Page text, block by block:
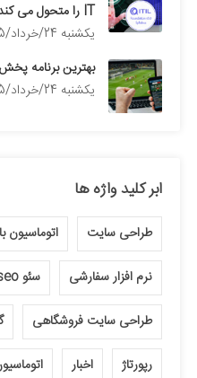
IT را متحول می کند؟
يكشنبه 24/خرداد/1405
بهترین برنامه پخش
يكشنبه 24/خرداد/1405
ابر کلید واژه ها
طراحی سایت اتوماسیون
نرم افزار سفارشی سئو seo
طراحی سایت فروشگاهی
رپورتاژ اخبار